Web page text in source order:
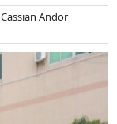
Cassian Andor